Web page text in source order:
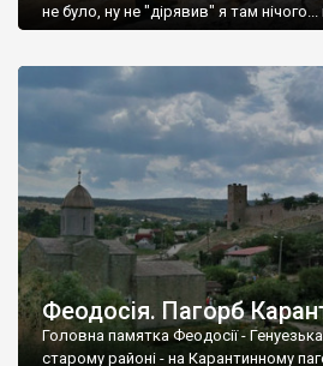
не було, ну не "дірявив" я там нічого...
Феодосія. Пагорб
Головна памятка Феодосії -
старому районі - на Карантинному